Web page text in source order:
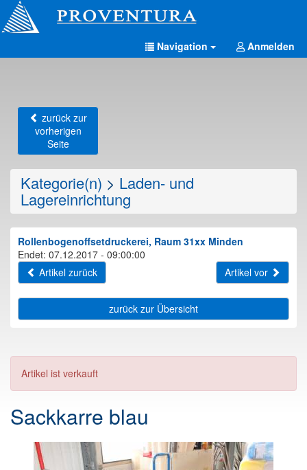
Navigation Anmelden
zurück zur
vorherigen
Seite
Kategorie(n) > Laden- und
Lagereinrichtung
Rollenbogenoffsetdruckerei, Raum 31xx Minden
Endet: 07.12.2017 - 09:00:00
Artikel zurück
Artikel vor
zurück zur Übersicht
Artikel ist verkauft
Sackkarre blau